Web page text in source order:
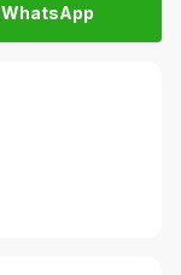
WhatsApp